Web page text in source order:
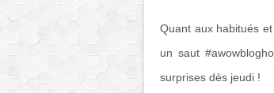
Quant aux habitués
un saut
surprises dès jeudi !